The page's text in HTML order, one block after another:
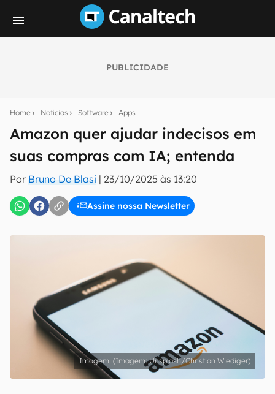
PUBLICIDADE
Home Notícias Software Apps
Amazon quer ajudar indecisos em
suas compras com IA; entenda
Por Bruno De Blasi | 23/10/2025 às 13:20
Assine nossa Newsletter
notícias e reviews sobre tecnologia em primeira
E-mail
inscreva-se
(Imagem: Unsplash/Christian Wiediger)